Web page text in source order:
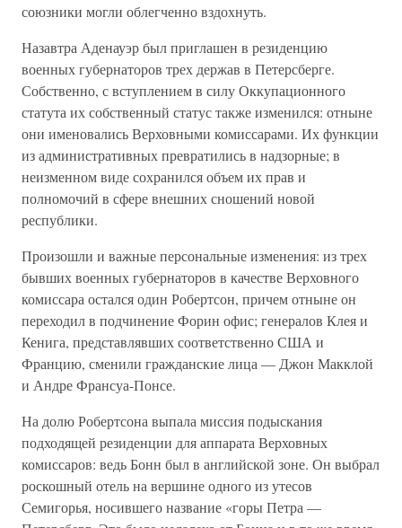
союзники могли облегченно вздохнуть.
Назавтра Аденауэр был приглашен в резиденцию
военных губернаторов трех держав в Петерсберге.
Собственно, с вступлением в силу Оккупационного
статута их собственный статус также изменился: отныне
они именовались Верховными комиссарами. Их функции
из административных превратились в надзорные; в
неизменном виде сохранился объем их прав и
полномочий в сфере внешних сношений новой
республики.
Произошли и важные персональные изменения: из трех
бывших военных губернаторов в качестве Верховного
комиссара остался один Робертсон, причем отныне он
переходил в подчинение Форин офис; генералов Клея и
Кенига, представлявших соответственно США и
Францию, сменили гражданские лица — Джон Макклой
и Андре Франсуа-Понсе.
На долю Робертсона выпала миссия подыскания
подходящей резиденции для аппарата Верховных
комиссаров: ведь Бонн был в английской зоне. Он выбрал
роскошный отель на вершине одного из утесов
Семигорья, носившего название «горы Петра —